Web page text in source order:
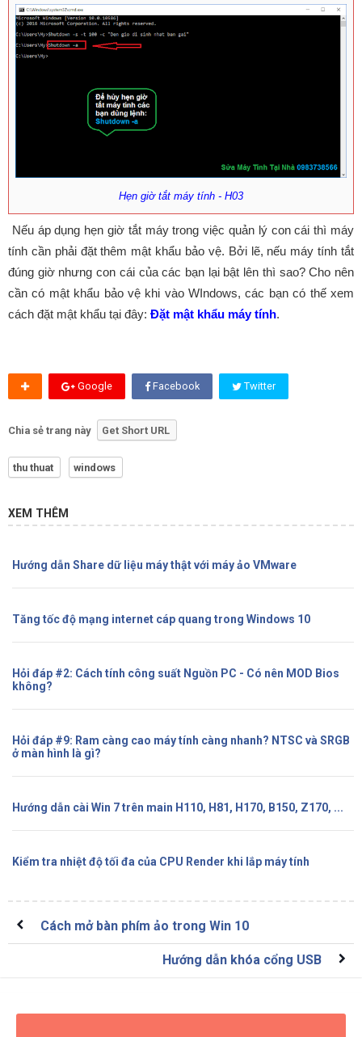
Hẹn giờ tắt máy tính - H03
Nếu áp dụng hẹn giờ tắt máy trong việc quản lý con cái thì máy
tính cần phải đặt thêm mật khẩu bảo vệ. Bởi lẽ, nếu máy tính tắt
đúng giờ nhưng con cái của các bạn lại bật lên thì sao? Cho nên
cần có mật khẩu bảo vệ khi vào WIndows, các bạn có thế xem
cách đặt mật khẩu tại đây: Đặt mật khẩu máy tính.
Google Facebook Twitter
Chia sẻ trang này Get Short URL
thu thuat windows
XEM THÊM
Hướng dẫn Share dữ liệu máy thật với máy ảo VMware
Tăng tốc độ mạng internet cáp quang trong Windows 10
Hỏi đáp #2: Cách tính công suất Nguồn PC - Có nên MOD Bios
không?
Hỏi đáp #9: Ram càng cao máy tính càng nhanh? NTSC và SRGB
ở màn hình là gì?
Hướng dẫn cài Win 7 trên main H110, H81, H170, B150, Z170, ...
Kiểm tra nhiệt độ tối đa của CPU Render khi lắp máy tính
Cách mở bàn phím ảo trong Win 10
Hướng dẫn khóa cổng USB